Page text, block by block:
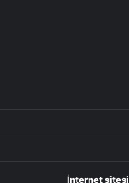
İnternet sitesi